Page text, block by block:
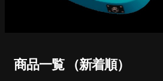
商品一覧 （新着順）